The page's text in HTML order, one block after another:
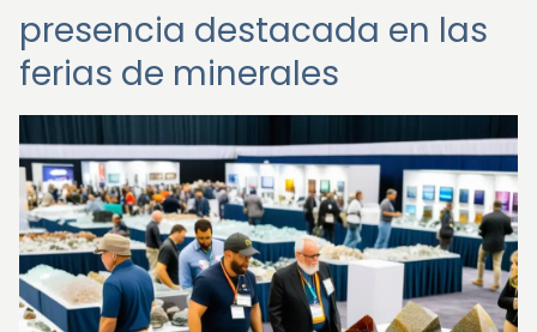
presencia destacada en las
ferias de minerales